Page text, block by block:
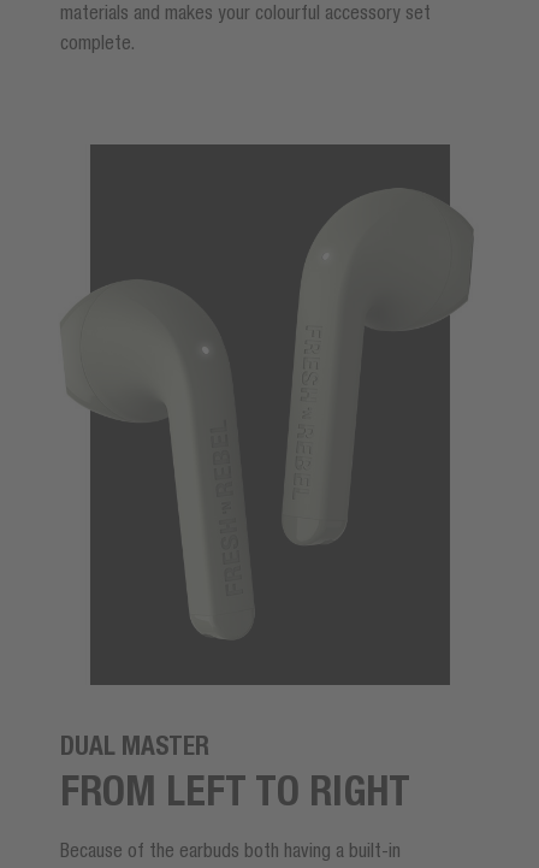
materials and makes your colourful accessory set
complete.
DUAL MASTER
FROM LEFT TO RIGHT
Because of the earbuds both having a built-in